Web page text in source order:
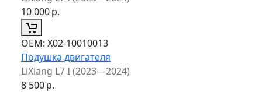
10 000р.
ОЕМ: X02-10010013
Подушка двигателя
LiXiang L7 I (2023—2024)
8 500р.